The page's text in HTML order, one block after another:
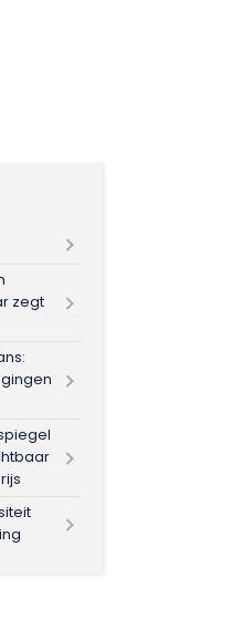
zegt